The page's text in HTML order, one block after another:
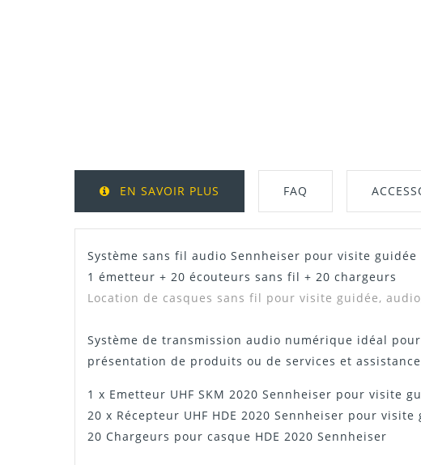
EN SAVOIR PLUS FAQ
Système sans fil audio Sennheiser pour visite guidée
1 émetteur + 20 écouteurs sans fil + 20 chargeurs
Location de casques sans fil pour visite guidée,
Système de transmission audio numérique idéal
présentation de produits ou de services et
1 x Emetteur UHF SKM 2020 Sennheiser pour visite
20 x Récepteur UHF HDE 2020 Sennheiser pour visite
20 Chargeurs pour casque HDE 2020 Sennheiser